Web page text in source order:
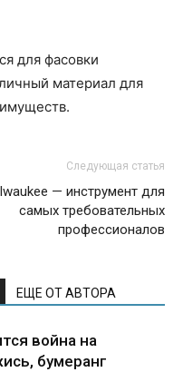
для фасовки
материал для
Следующая статья
— инструмент для
самых требовательных
профессионалов
ЕЩЕ ОТ АВТОРА
война на
бумеранг